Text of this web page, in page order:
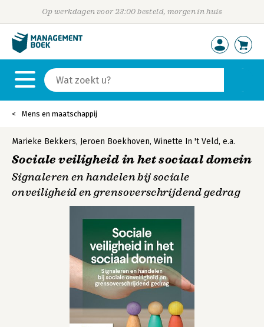
Op werkdagen voor 23:00 besteld, morgen in huis
Mens en maatschappij
Marieke Bekkers, Jeroen Boekhoven, Winette In 't Veld, e.a.
Sociale veiligheid in het sociaal domein
Signaleren en handelen bij sociale
onveiligheid en grensoverschrijdend gedrag